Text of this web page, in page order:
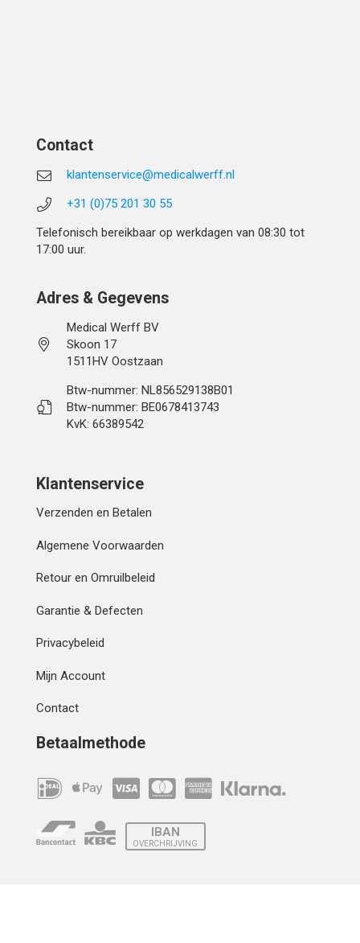
Contact
klantenservice@medicalwerff.nl
+31 (0)75 201 30 55
Telefonisch bereikbaar op werkdagen van 08:30 tot
17:00 uur.
Adres & Gegevens
Medical Werff BV
Skoon 17
1511HV Oostzaan
Btw-nummer: NL856529138B01
Btw-nummer: BE0678413743
KvK: 66389542
Klantenservice
Verzenden en Betalen
Algemene Voorwaarden
Retour en Omruilbeleid
Garantie & Defecten
Privacybeleid
Mijn Account
Contact
Betaalmethode
IBAN
OVERCHRIJVING